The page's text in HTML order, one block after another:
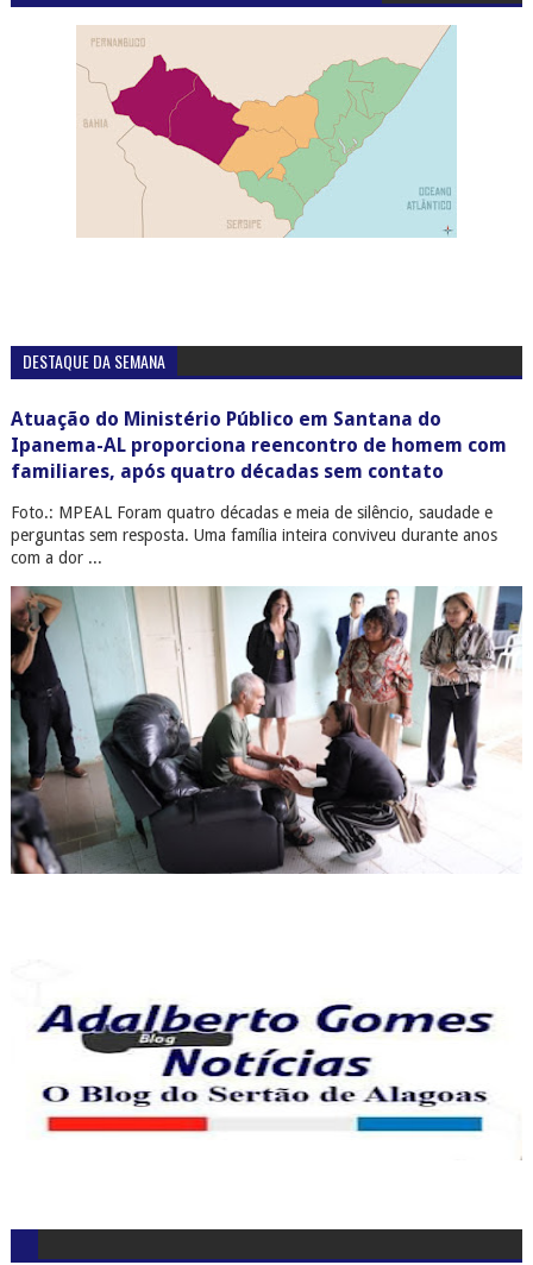
DESTAQUE DA SEMANA
Atuação do Ministério Público em Santana do
Ipanema-AL proporciona reencontro de homem com
familiares, após quatro décadas sem contato
Foto.: MPEAL Foram quatro décadas e meia de silêncio, saudade e
perguntas sem resposta. Uma família inteira conviveu durante anos
com a dor ...